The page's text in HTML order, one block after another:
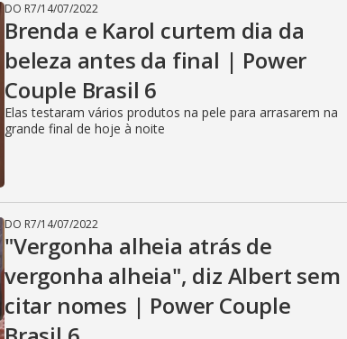
DO R7/14/07/2022
Brenda e Karol curtem dia da
beleza antes da final | Power
Couple Brasil 6
Elas testaram vários produtos na pele para arrasarem na
grande final de hoje à noite
DO R7/14/07/2022
"Vergonha alheia atrás de
vergonha alheia", diz Albert sem
citar nomes | Power Couple